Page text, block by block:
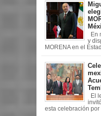
En
y
MORENA en el
El
esta celebración por